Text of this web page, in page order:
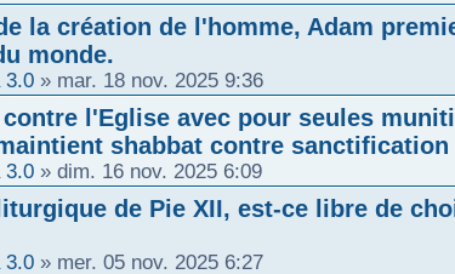
la création de l'homme, Adam
monde.
3.0 » mar. 18 nov. 2025 9:36
contre l'Eglise avec pour seules
shabbat contre
3.0 » dim. 16 nov. 2025 6:09
de Pie XII, est-ce libre de
3.0 » mer. 05 nov. 2025 6:27